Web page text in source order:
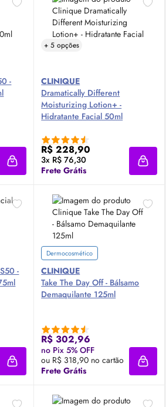
-
Adicionar à sacola
+ 5 opções
CLINIQUE
Dramatically Different
Moisturizing Lotion+ -
Hidratante Facial 50ml
R$ 228,90
3x R$ 76,30
Frete Grátis
-
Adicionar à sacola
Dermocosmético
CLINIQUE
Take The DayOff- Bálsamo
Demaquilante 125ml
R$ 302,96
no Pix 5% OFF
ou R$ 318,90 no cartão
Frete Grátis